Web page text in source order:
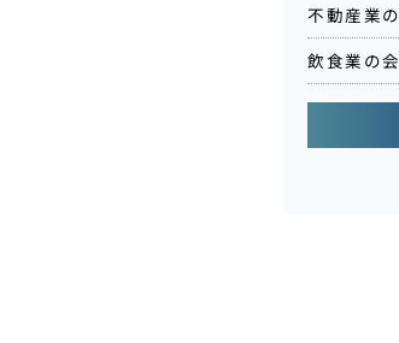
不動産業
飲食業の